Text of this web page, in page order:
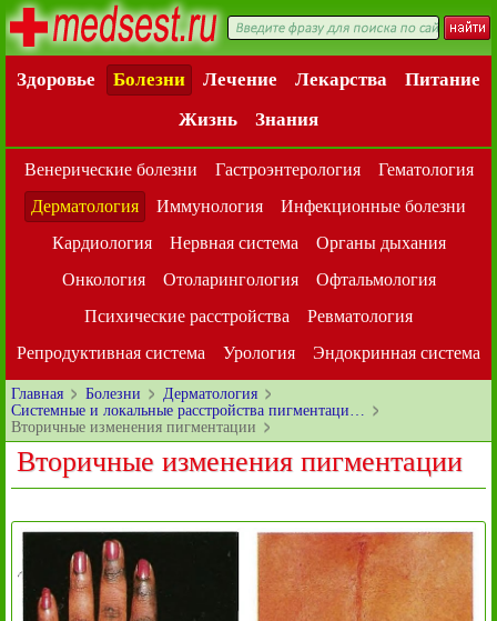
Здоровье Болезни Лечение Лекарства
Питание
Жизнь
Знания
Венерические болезни Гастроэнтерология
Гематология
Дерматология
Иммунология
Инфекционные болезни
Кардиология
Нервная система
Органы дыхания
Онкология
Отоларингология
Офтальмология
Психические расстройства
Ревматология
Репродуктивная система
Урология Эндокринная система
Главная Болезни
Дерматология
Системные и локальные расстройства пигментаци…
Вторичные изменения пигментации
Вторичные изменения пигментации